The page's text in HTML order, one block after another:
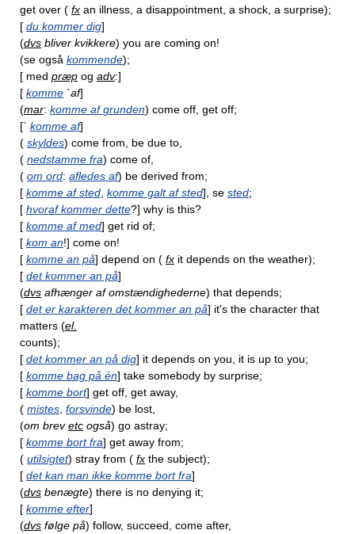
get over ( fx an illness, a disappointment, a shock, a surprise);
[ du kommer dig]
(dvs bliver kvikkere) you are coming on!
(se også kommende);
[ med præp og adv:]
[ komme `af]
(mar: komme af grunden) come off, get off;
[` komme af]
( skyldes) come from, be due to,
( nedstamme fra) come of,
( om ord: afledes af) be derived from;
[ komme af sted komme galt af sted], se sted;
[ hvoraf kommer dette?] why is this?
[ komme af med] get rid of;
[ kom an!] come on!
[ komme an på] depend on ( fx it depends on the weather);
[ det kommer an på]
(dvs afhænger af omstændighederne) that depends;
[ det er karakteren det kommer an på] it's the character that
matters (el.
counts);
[ det kommer an på dig] it depends on you, it is up to you;
[ komme bag på én] take somebody by surprise;
[ komme bort] get off, get away,
( mistes forsvinde) be lost,
(om brevetc også) go astray;
[ komme bort fra] get away from;
( utilsigtet) stray from ( fx the subject);
[ det kan man ikke komme bort fra]
(dvs benægte) there is no denying it;
[ komme efter]
(dvs følge på) follow, succeed, come after,